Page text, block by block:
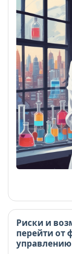
Риски и
перейти от
управлению